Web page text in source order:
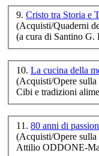
Le
9. Cristo tra Storia e
(Acquisti/Quaderni
(a cura di Santino G.
10. La cucina della
(Acquisti/Opere sulla
Cibi e tradizioni
11. 80 anni di
(Acquisti/Opere sulla
Attilio ODDONE-